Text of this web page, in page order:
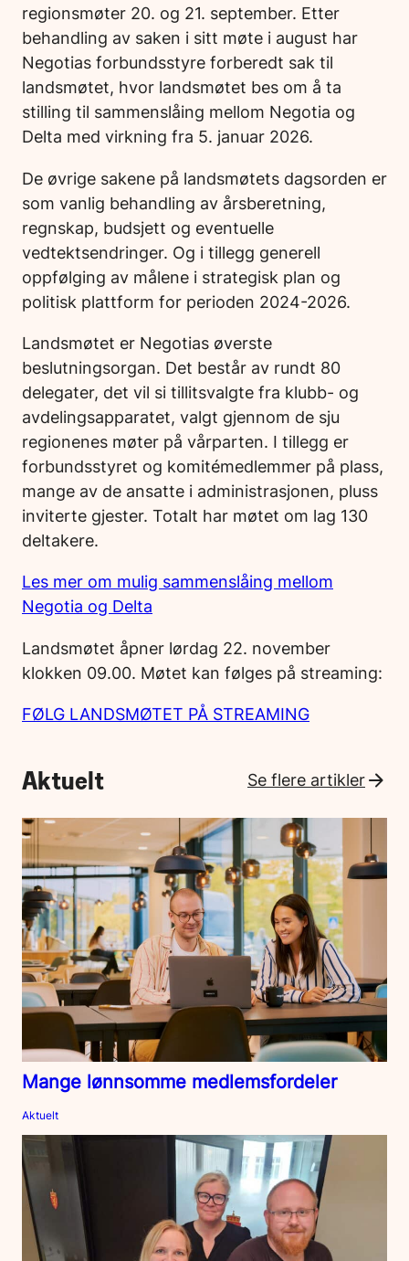
regionsmøter 20. og 21. september. Etter
behandling av saken i sitt møte i august har
Negotias forbundsstyre forberedt sak til
landsmøtet, hvor landsmøtet bes om å ta
stilling til sammenslåing mellom Negotia og
Delta med virkning fra 5. januar 2026.
De øvrige sakene på landsmøtets dagsorden er
som vanlig behandling av årsberetning,
regnskap, budsjett og eventuelle
vedtektsendringer. Og i tillegg generell
oppfølging av målene i strategisk plan og
politisk plattform for perioden 2024-2026.
Landsmøtet er Negotias øverste
beslutningsorgan. Det består av rundt 80
delegater, det vil si tillitsvalgte fra klubb- og
avdelingsapparatet, valgt gjennom de sju
regionenes møter på vårparten. I tillegg er
forbundsstyret og komitémedlemmer på plass,
mange av de ansatte i administrasjonen, pluss
inviterte gjester. Totalt har møtet om lag 130
deltakere.
Les mer om mulig sammenslåing mellom
Negotia og Delta
Landsmøtet åpner lørdag 22. november
klokken 09.00. Møtet kan følges på streaming:
FØLG LANDSMØTET PÅ STREAMING
Aktuelt Se flere artikler
Mange lønnsomme medlemsfordeler
Aktuelt